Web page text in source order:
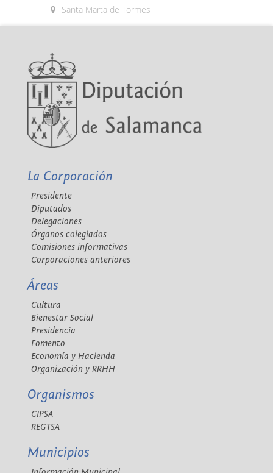
Santa Marta de Tormes
La Corporación
Presidente
Diputados
Delegaciones
Órganos colegiados
Comisiones informativas
Corporaciones anteriores
Áreas
Cultura
Bienestar Social
Presidencia
Fomento
Economía y Hacienda
Organización y RRHH
Organismos
CIPSA
REGTSA
Municipios